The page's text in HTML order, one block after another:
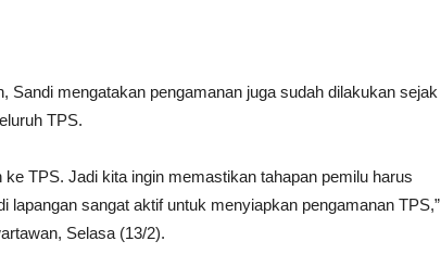
Sandi mengatakan pengamanan juga sudah dilakukan sejak
TPS.
TPS. Jadi kita ingin memastikan tahapan pemilu harus
lapangan sangat aktif untuk menyiapkan pengamanan TPS,”
Selasa (13/2).